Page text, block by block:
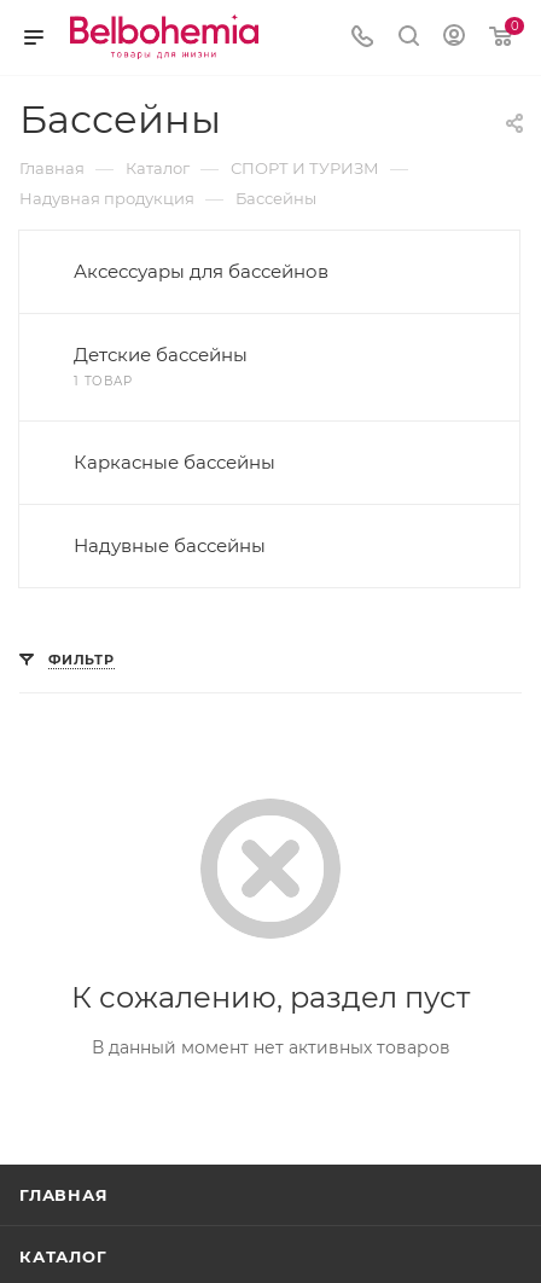
0
Бассейны
Главная — Каталог — СПОРТ И ТУРИЗМ —
Надувная продукция — Бассейны
Аксессуары для бассейнов
Детские бассейны
1 ТОВАР
Каркасные бассейны
Надувные бассейны
ФИЛЬТР
К сожалению, раздел пуст
В данный момент нет активных товаров
ГЛАВНАЯ
КАТАЛОГ